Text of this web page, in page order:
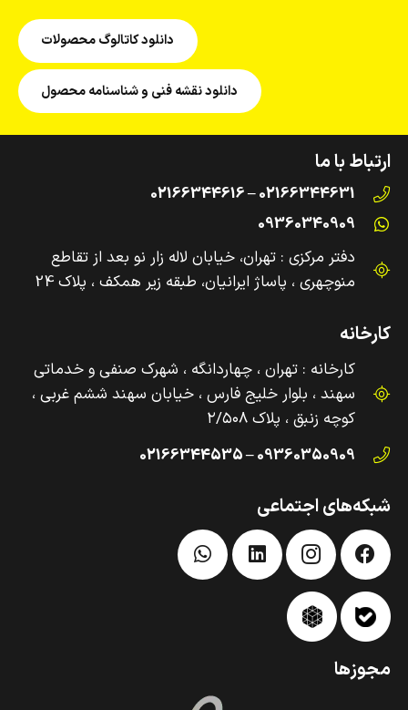
دانلود کاتالوگ محصولات
دانلود نقشه فنی و شناسنامه محصول
ارتباط با ما
02166344631 – 02166344616
09360340909
دفتر مرکزی : تهران، خیابان لاله زار نو بعد از تقاطع
منوچهری ، پاساژ ایرانیان، طبقه زیر همکف ، پلاک 24
کارخانه
کارخانه : تهران ، چهاردانگه ، شهرک صنفی و‌ خدماتی
سهند ، بلوار خلیج فارس ، خیابان سهند ششم غربی ،
کوچه زنبق ، پلاک ۲/۵۰۸
09360350909 – 02166344535
شبکه‌های اجتماعی
مجوزها